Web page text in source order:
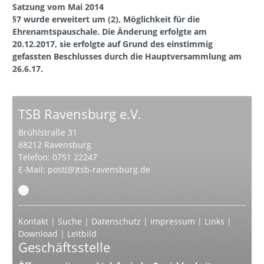
Satzung vom Mai 2014
§7 wurde erweitert um (2), Möglichkeit für die
Ehrenamtspauschale. Die Änderung erfolgte am
20.12.2017, sie erfolgte auf Grund des einstimmig
gefassten Beschlusses durch die Hauptversammlung am
26.6.17.
TSB Ravensburg e.V.
Brühlstraße 31
88212 Ravensburg
Telefon: 0751 22247
E-Mail: post(@)tsb-ravensburg.de
Kontakt | Suche | Datenschutz | Impressum | Links |
Download | Leitbild
Geschäftsstelle